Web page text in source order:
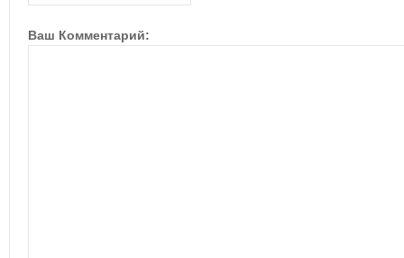
Ваш Комментарий: